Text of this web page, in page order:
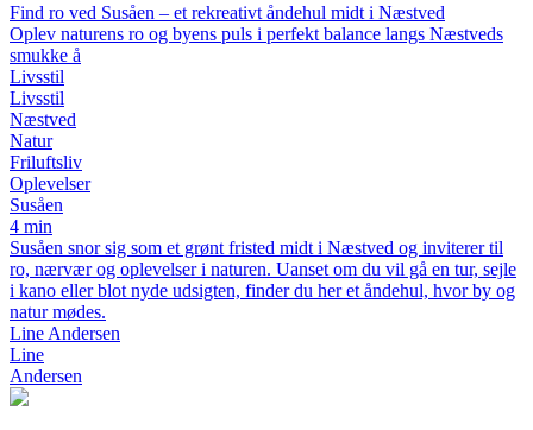
Find ro ved Susåen – et rekreativt åndehul midt i Næstved
Oplev naturens ro og byens puls i perfekt balance langs Næstveds
smukke å
Livsstil
Livsstil
Næstved
Natur
Friluftsliv
Oplevelser
Susåen
4 min
Susåen snor sig som et grønt fristed midt i Næstved og inviterer til
ro, nærvær og oplevelser i naturen. Uanset om du vil gå en tur, sejle
i kano eller blot nyde udsigten, finder du her et åndehul, hvor by og
natur mødes.
Line Andersen
Line
Andersen